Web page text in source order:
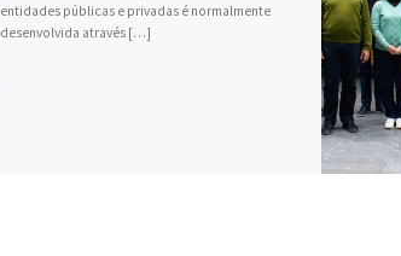
entidades públicas e privadas é normalmente
desenvolvida através […]